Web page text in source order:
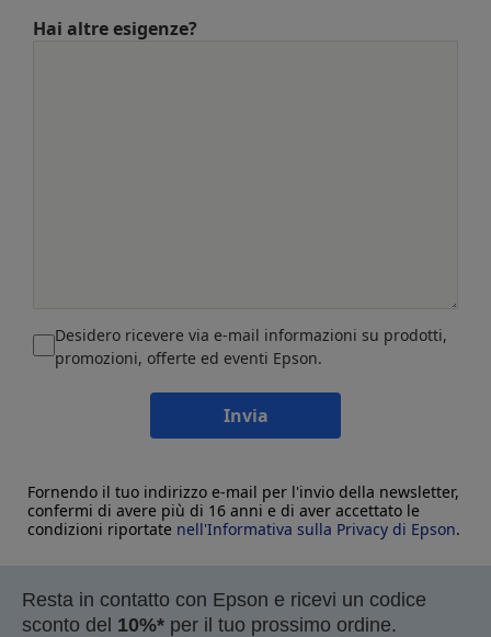
Hai altre esigenze?
Desidero ricevere via e-mail informazioni su prodotti,
promozioni, offerte ed eventi Epson.
Invia
Fornendo il tuo indirizzo e-mail per l'invio della newsletter,
confermi di avere più di 16 anni e di aver accettato le
condizioni riportate nell'Informativa sulla Privacy di Epson.
Resta in contatto con Epson e ricevi un codice
sconto del 10%* per il tuo prossimo ordine.